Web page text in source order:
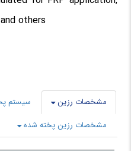
others
مشخصات رزین
سیستم
مشخصات رزین پخته شده